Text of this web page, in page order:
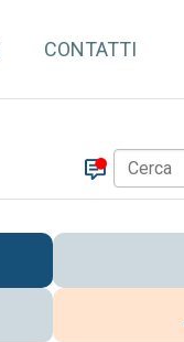
CONTATTI